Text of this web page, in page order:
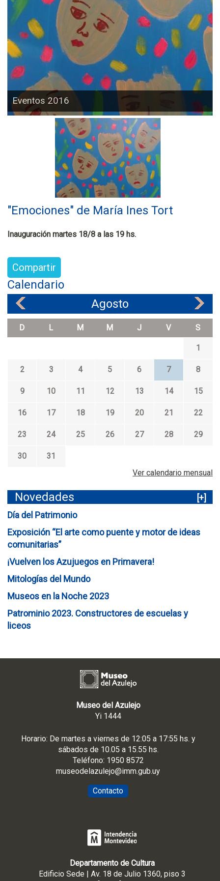
Eventos 2016
"Emociones" de María Ines Tort
Inauguración martes 18/8 a las 19 hs.
Compartir
Calendario
Agosto
D L M M J V S
1
2 3 4 5 6 7 8
9 10 11 12 13 14 15
16 17 18 19 20 21 22
23 24 25 26 27 28 29
30
31
Ver calendario mensual
Novedades
[+]
Día del Patrimonio
Exposición “El arte como puente y motor de ideas
comunitarias”
¡Vuelven los Azujuegos en Primavera!
Mitologías del Mundo
Museos en la Noche 2023
Patrominio 2023. Constructores de escuelas y
liceos
Museo del Azulejo
Yi 1444
Horario: De martes a viernes de 12:05 a 17:55 hs. y
sábados de 10.05 a 15.55 hs.
Teléfono: 1950 8572
museodelazulejo@imm.gub.uy
Contacto
Departamento de Cultura
Edificio Sede | Av. 18 de Julio 1360, piso 3